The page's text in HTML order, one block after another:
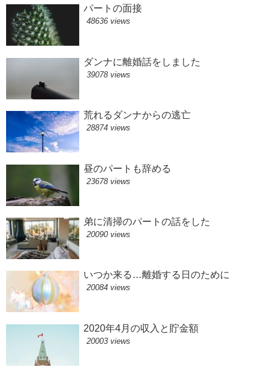
パートの面接
48636 views
ダンナに離婚話をしました
39078 views
荒れるダンナからの逃亡
28874 views
昼のパートも辞める
23678 views
弟に清掃のパートの話をした
20090 views
いつか来る…離婚する日のために
20084 views
2020年4月の収入と貯金額
20003 views